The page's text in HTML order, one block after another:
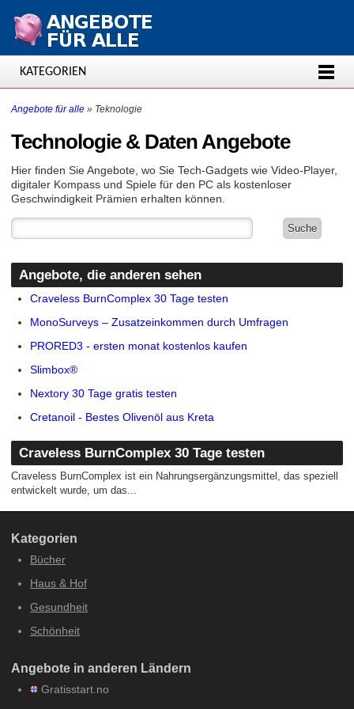
KATEGORIEN
Angebote für alle » Teknologie
Technologie & Daten Angebote
Hier finden Sie Angebote, wo Sie Tech-Gadgets wie Video-Player,
digitaler Kompass und Spiele für den PC als kostenloser
Geschwindigkeit Prämien erhalten können.
Angebote, die anderen sehen
Craveless BurnComplex 30 Tage testen
MonoSurveys – Zusatzeinkommen durch Umfragen
PRORED3 - ersten monat kostenlos kaufen
Slimbox®
Nextory 30 Tage gratis testen
Cretanoil - Bestes Olivenöl aus Kreta
Craveless BurnComplex 30 Tage testen
Craveless BurnComplex ist ein Nahrungsergänzungsmittel, das speziell
entwickelt wurde, um das...
Kategorien
Bücher
Haus & Hof
Gesundheit
Schönheit
Angebote in anderen Ländern
Gratisstart.no